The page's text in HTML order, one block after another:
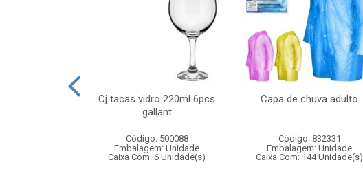
Cj tacas vidro 220ml 6pcs
gallant
Código: 500088
Embalagem: Unidade
Caixa Com: 6 Unidade(s)
Capa de chuva adulto
Código: 832331
Embalagem: Unidade
Caixa Com: 144 Unidade(s)